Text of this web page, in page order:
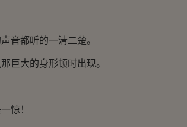
都听的一清二楚。
大的身形顿时出现。
惊！